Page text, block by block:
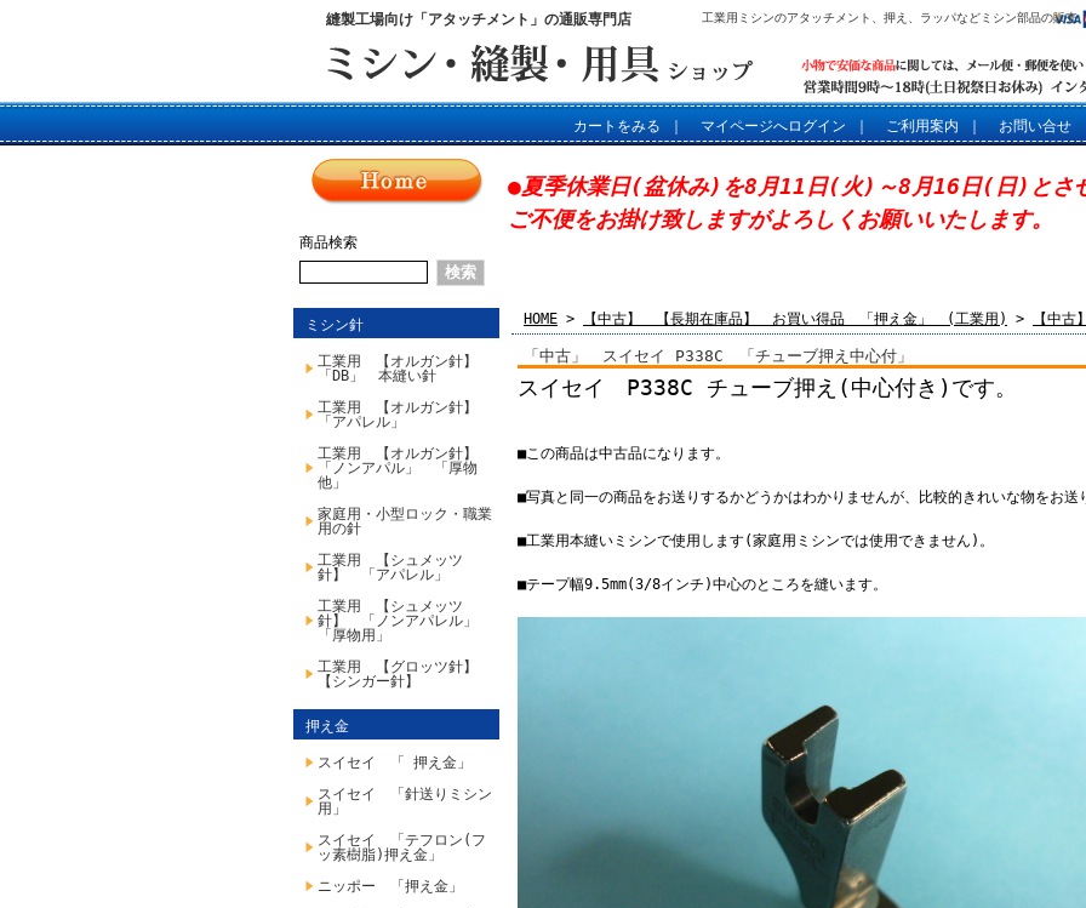
縫製工場向け「アタッチメント」の通販専門店 工業用ミシンのアタッチメント、押え、ラッパなどミシン部品の販売
カートをみる マイページへログイン ご利用案内 お問い合せ
商品検索
ミシン針
工業用 【オルガン針】
「DB」 本縫い針
工業用 【オルガン針】
「アパレル」
工業用 【オルガン針】
「ノンアパル」 「厚物
他」
家庭用・小型ロック・職業
用の針
工業用 【シュメッツ
針】 「アパレル」
工業用 【シュメッツ
針】 「ノンアパレル」
「厚物用」
工業用 【グロッツ針】
【シンガー針】
押え金
スイセイ 「 押え金」
スイセイ 「針送りミシン
用」
スイセイ 「テフロン(フ
ッ素樹脂)押え金」
ニッポー 「押え金」
●夏季休業日(盆休み)を8月11日(火)～8月16日(日)とさ
ご不便をお掛け致しますがよろしくお願いいたします。
HOME > 【中古】 【長期在庫品】 お買い得品 「押え金」 (工業用) > 【中
「中古」 スイセイ P338C 「チューブ押え中心付」
スイセイ P338C チューブ押え(中心付き)です。
■この商品は中古品になります。
■写真と同一の商品をお送りするかどうかはわかりませんが、比較的きれいな物をお送
■工業用本縫いミシンで使用します(家庭用ミシンでは使用できません)。
■テープ幅9.5mm(3/8インチ)中心のところを縫います。